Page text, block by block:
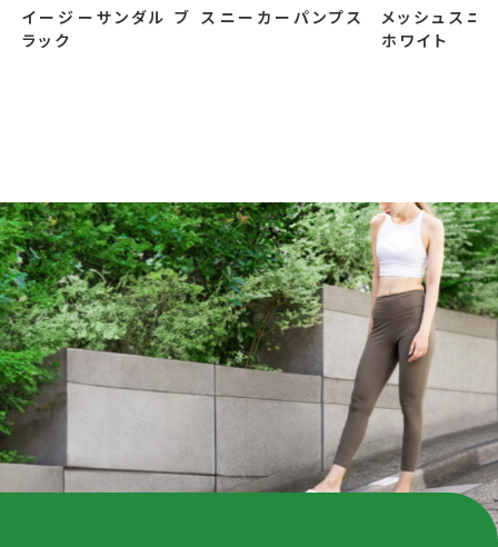
イージーサンダル ブ
ラック
スニーカーパンプス
メッシュスニ
ホワイト